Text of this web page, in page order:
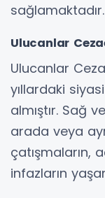
sağlamaktadır.
Ulucanlar
Ulucanlar
yıllardaki
almıştır. Sağ
arada veya
çatışmaların,
infazların